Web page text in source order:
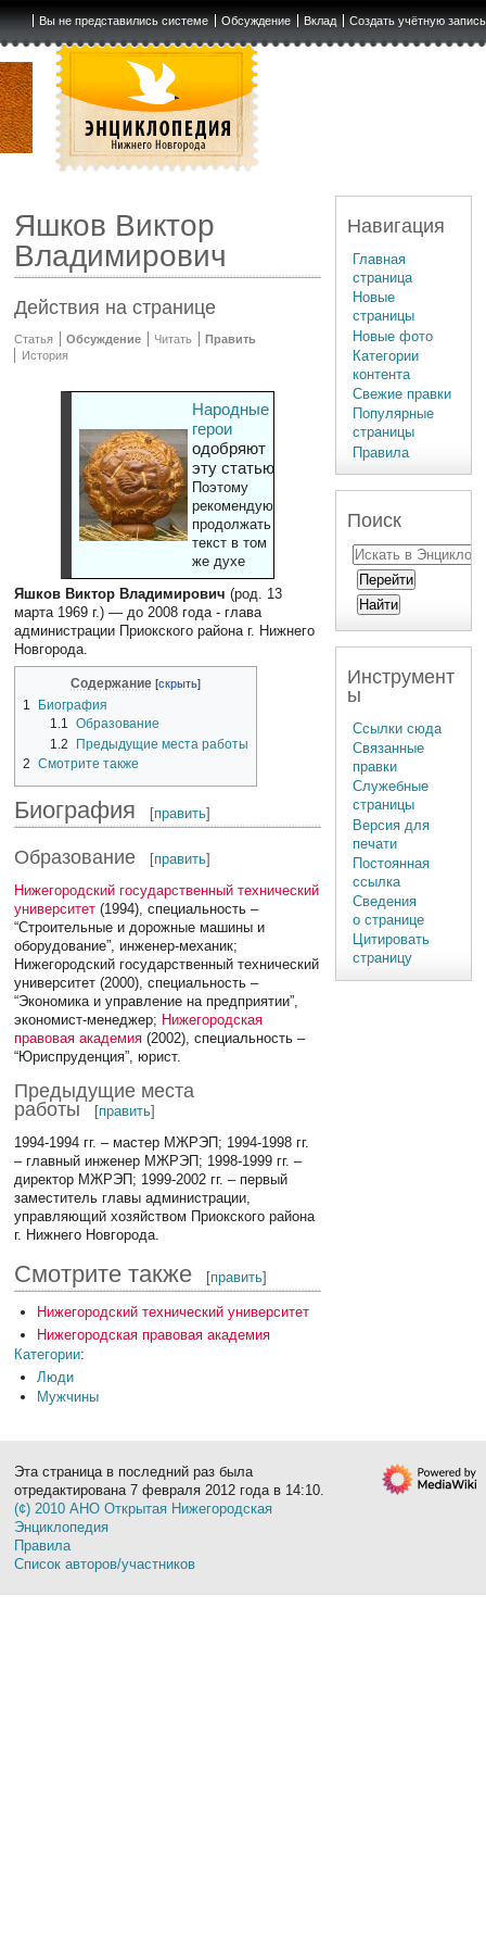
Вы не представились системе Обсуждение Вклад Создать учётную запись
Яшков Виктор
Владимирович
Действия на странице
Статья Обсуждение Читать
Править
История
Народные
герои
одобряют
эту статью
Поэтому
рекомендуют
продолжать
текст в том
же духе
Яшков Виктор Владимирович (род. 13
марта 1969 г.) — до 2008 года - глава
администрации Приокского района г. Нижнего
Новгорода.
Содержание
1
Биография
1.1 Образование
1.2
Предыдущие места работы
2
Смотрите также
Биография [править]
Образование [править]
Нижегородский государственный технический
университет (1994), специальность –
“Строительные и дорожные машины и
оборудование”, инженер-механик;
Нижегородский государственный технический
университет (2000), специальность –
“Экономика и управление на предприятии”,
экономист-менеджер; Нижегородская
правовая академия (2002), специальность –
“Юриспруденция”, юрист.
Предыдущие места
работы
[править]
1994-1994 гг. – мастер МЖРЭП; 1994-1998 гг.
– главный инженер МЖРЭП; 1998-1999 гг. –
директор МЖРЭП; 1999-2002 гг. – первый
заместитель главы администрации,
управляющий хозяйством Приокского района
г. Нижнего Новгорода.
Смотрите также [править]
Нижегородский технический университет
Нижегородская правовая академия
Категории:
Люди
Мужчины
Навигация
Главная
страница
Новые
страницы
Новые фото
Категории
контента
Свежие правки
Популярные
страницы
Правила
Поиск
Инструмент
ы
Ссылки сюда
Связанные
правки
Служебные
страницы
Версия для
печати
Постоянная
ссылка
Сведения
о странице
Цитировать
страницу
Эта страница в последний раз была
отредактирована 7 февраля 2012 года в 14:10.
(¢) 2010 АНО Открытая Нижегородская
Энциклопедия
Правила
Список авторов/участников